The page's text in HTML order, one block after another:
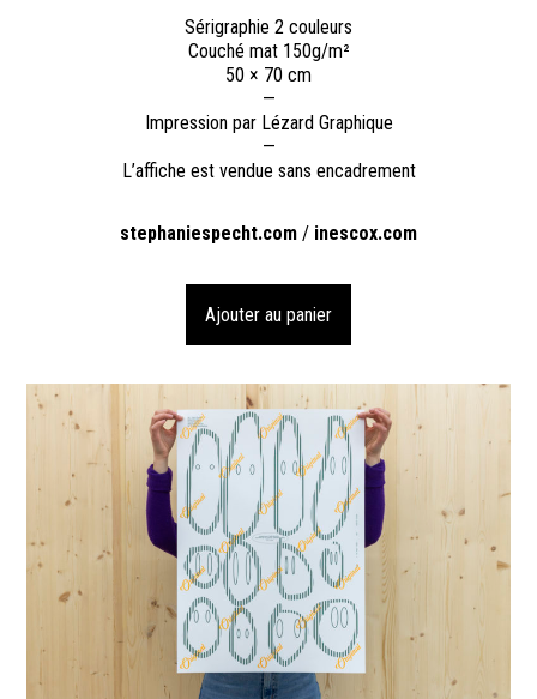
Sérigraphie 2 couleurs
Couché mat 150g/m²
50 × 70 cm
—
Impression par Lézard Graphique
—
L’affiche est vendue sans encadrement
stephaniespecht.com / inescox.com